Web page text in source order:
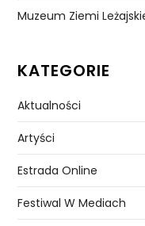
Muzeum Ziemi
KATEGORIE
Aktualności
Artyści
Estrada Online
Festiwal W Mediach